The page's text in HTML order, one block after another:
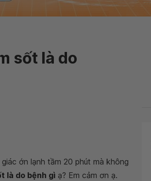
sốt là do
ớn lạnh tầm 20 phút mà không
là do bệnh gì ạ? Em cảm ơn ạ.